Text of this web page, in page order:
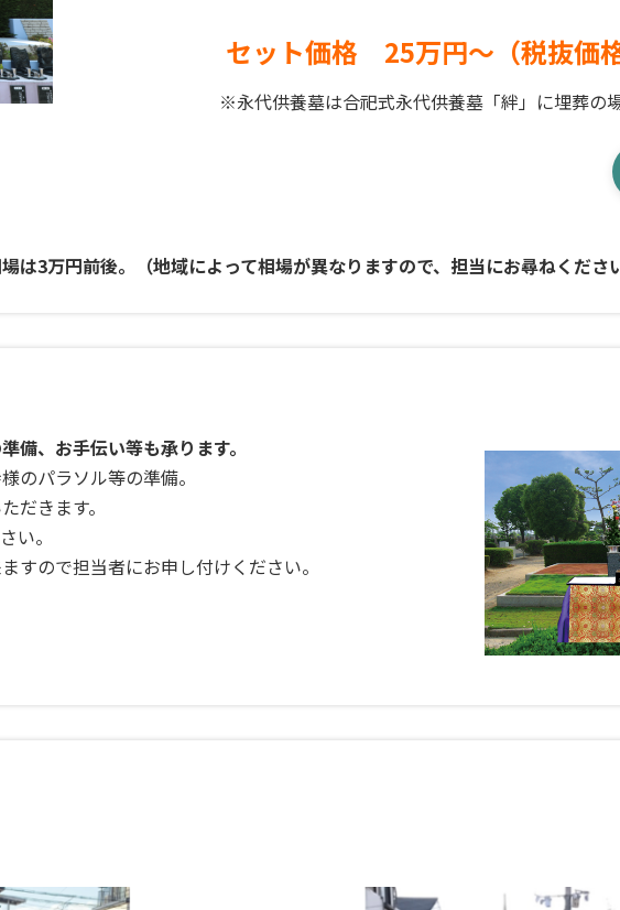
セット価格 25万円～（税抜価格
※永代供養墓は合祀式永代供養墓「絆」に埋葬の場
は3万円前後。（地域によって相場が異なりますので、担当にお尋ねください
備、お手伝い等も承ります。
のパラソル等の準備。
だきます。
い。
ので担当者にお申し付けください。